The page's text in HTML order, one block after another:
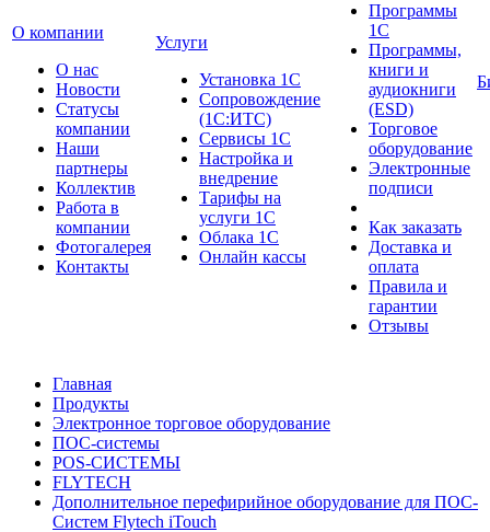
О компании
О нас
Новости
Cтатусы
компании
Наши
партнеры
Коллектив
Работа в
компании
Фотогалерея
Контакты
Услуги
Установка 1С
Сопровождение
(1С:ИТС)
Сервисы 1С
Настройка и
внедрение
Тарифы на
услуги 1С
Облака 1С
Онлайн кассы
Программы
1С
Программы,
книги и
аудиокниги
(ESD)
Торговое
оборудование
Электронные
подписи
Как заказать
Доставка и
оплата
Правила и
гарантии
Отзывы
Главная
Продукты
Электронное торговое оборудование
ПОС-системы
POS-СИСТЕМЫ
FLYTECH
Дополнительное перефирийное оборудование для ПОС-
Систем Flytech iTouch